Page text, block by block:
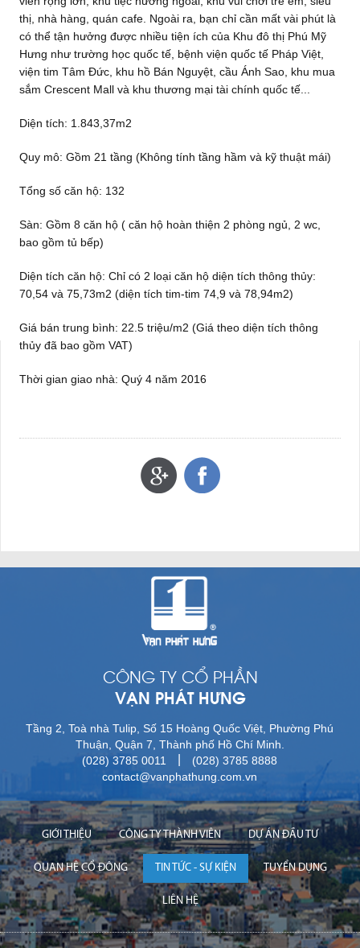
thị, nhà hàng, quán cafe. Ngoài ra, bạn chỉ cần mất vài phút là
có thể tận hưởng được nhiều tiện ích của Khu đô thị Phú Mỹ
Hưng như trường học quốc tế, bệnh viện quốc tế Pháp Việt,
viện tim Tâm Đức, khu hồ Bán Nguyệt, cầu Ánh Sao, khu mua
sắm Crescent Mall và khu thương mại tài chính quốc tế...
Diện tích: 1.843,37m2
Quy mô: Gồm 21 tầng (Không tính tầng hầm và kỹ thuật mái)
Tổng số căn hộ: 132
Sàn: Gồm 8 căn hộ ( căn hộ hoàn thiện 2 phòng ngủ, 2 wc,
bao gồm tủ bếp)
Diện tích căn hộ: Chỉ có 2 loại căn hộ diện tích thông thủy:
70,54 và 75,73m2 (diện tích tim-tim 74,9 và 78,94m2)
Giá bán trung bình: 22.5 triệu/m2 (Giá theo diện tích thông
thủy đã bao gồm VAT)
Thời gian giao nhà: Quý 4 năm 2016
CÔNG TY CỔ PHẦN
VẠN PHÁT HƯNG
Tầng 2, Toà nhà Tulip, Số 15 Hoàng Quốc Việt, Phường Phú
Thuận, Quận 7, Thành phố Hồ Chí Minh.
(028) 3785 0011
(028) 3785 8888
contact@vanphathung.com.vn
GIỚI THIỆU CÔNG TY THÀNH VIÊN DỰ ÁN ĐẦU TƯ
QUAN HỆ CỔ ĐÔNG TIN TỨC - SỰ KIỆN TUYỂN DỤNG
LIÊN HỆ